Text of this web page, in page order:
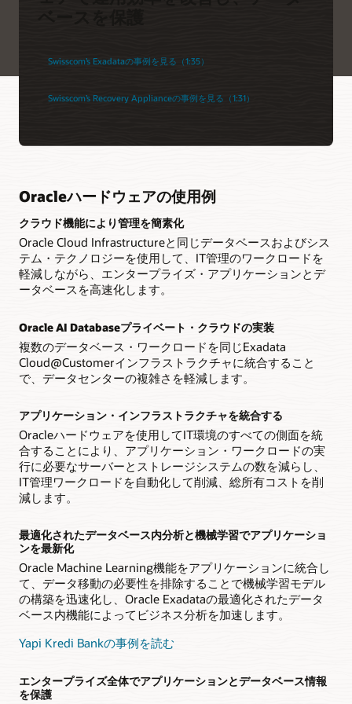
Swisscom’s Exadataの事例を見る（1:35）
Swisscom’s Recovery Applianceの事例を見る（1:31）
Oracleハードウェアの使用例
クラウド機能により管理を簡素化
Oracle Cloud Infrastructureと同じデータベースおよびシス
テム・テクノロジーを使用して、IT管理のワークロードを
軽減しながら、エンタープライズ・アプリケーションとデ
ータベースを高速化します。
Oracle AI Databaseプライベート・クラウドの実装
複数のデータベース・ワークロードを同じExadata
Cloud@Customerインフラストラクチャに統合すること
で、データセンターの複雑さを軽減します。
アプリケーション・インフラストラクチャを統合する
Oracleハードウェアを使用してIT環境のすべての側面を統
合することにより、アプリケーション・ワークロードの実
行に必要なサーバーとストレージシステムの数を減らし、
IT管理ワークロードを自動化して削減、総所有コストを削
減します。
最適化されたデータベース内分析と機械学習でアプリケーショ
ンを最新化
Oracle Machine Learning機能をアプリケーションに統合し
て、データ移動の必要性を排除することで機械学習モデル
の構築を迅速化し、Oracle Exadataの最適化されたデータ
ベース内機能によってビジネス分析を加速します。
Yapi Kredi Bankの事例を読む
エンタープライズ全体でアプリケーションとデータベース情報
を保護